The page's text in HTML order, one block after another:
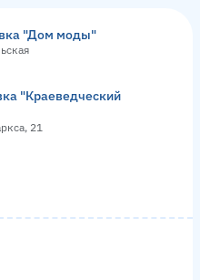
"Дом моды"
"Краеведческий
21